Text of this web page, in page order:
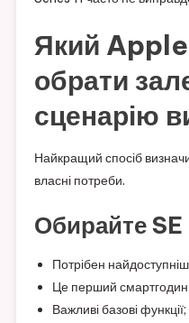
Який
обрати
сценарію
Найкращий спосіб
власні потреби.
Обирайте
Потрібен
Це перший
Важливі базові функції;